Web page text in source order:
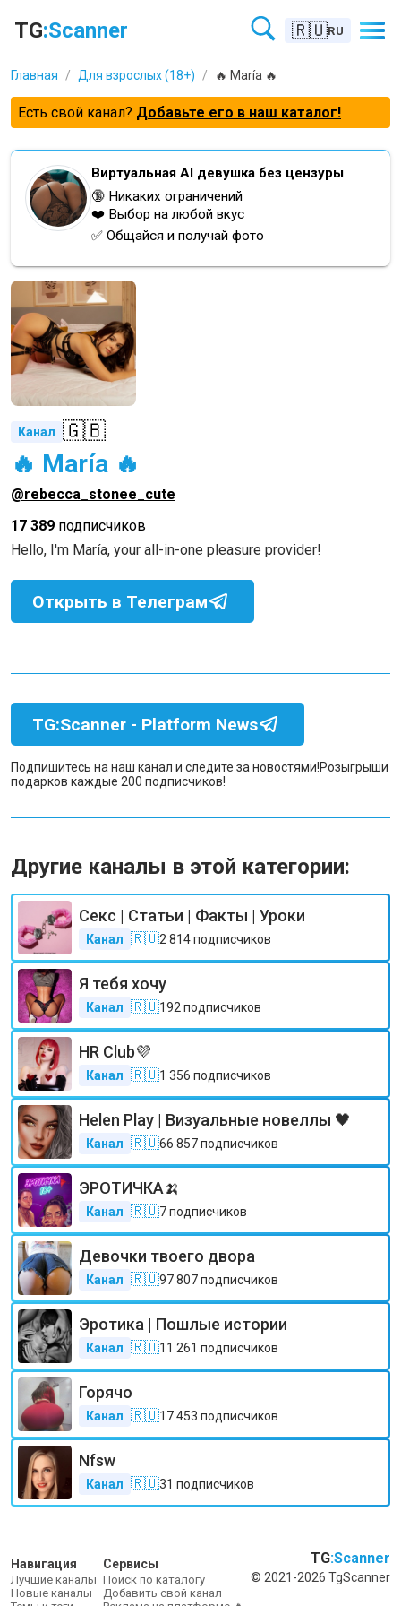
TG:Scanner 🇷🇺RU
Главная / Для взрослых (18+) / 🔥 María 🔥
Есть свой канал? Добавьте его в наш каталог!
Виртуальная AI девушка без цензуры
🔞 Никаких ограничений
❤️ Выбор на любой вкус
✅ Общайся и получай фото
Канал 🇬🇧
🔥 María 🔥
@rebecca_stonee_cute
17 389 подписчиков
Hello, I'm María, your all-in-one pleasure provider!
Открыть в Телеграм
TG:Scanner - Platform News
Подпишитесь на наш канал и следите за новостями!Розыгрыши
подарков каждые 200 подписчиков!
Другие каналы в этой категории:
Секс | Статьи | Факты | Уроки
Канал 🇷🇺2 814подписчиков
Я тебя хочу
Канал 🇷🇺192 подписчиков
HR Club💜
Канал 🇷🇺1 356 подписчиков
Helen Play | Визуальные новеллы 🖤
Канал 🇷🇺66 857подписчиков
ЭРОТИЧКА🍌
Канал 🇷🇺7подписчиков
Девочки твоего двора
Канал 🇷🇺97 807подписчиков
Эротика | Пошлые истории
Канал 🇷🇺11 261 подписчиков
Горячо
Канал 🇷🇺17 453 подписчиков
Nfsw
Канал 🇷🇺31 подписчиков
Навигация
Лучшие каналы
Новые каналы
Сервисы
Поиск по каталогу
Добавить свой канал
TG:Scanner
© 2021-2026 TgScanner